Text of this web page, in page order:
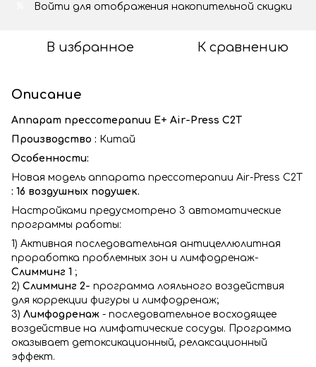
Войти для отображения накопительной скидки
В избранное К сравнению
Описание
Аппарат прессотерапии Е+ Air-Press C2T
Производство : Китай
Особенности:
Новая модель аппарата прессотерапии Air-Press C2T
: 16 воздушных подушек.
Настройками предусмотрено 3 автоматические
программы работы:
1) Активная последовательная антицеллюлитная
проработка проблемных зон и лимфодренаж-
Слимминг 1 ;
2) Слимминг 2- программа лояльного воздействия
для коррекции фигуры и лимфодренаж;
3) Лимфодренаж - последовательное восходящее
воздействие на лимфатические сосуды. Программа
оказывает детоксикационный, релаксационный
эффект.